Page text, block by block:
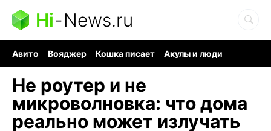
Hi-News.ru
Авито Вояджер Кошка писает
Акулы и люди
Не роутер и не
микроволновка: что дома
реально может излучать